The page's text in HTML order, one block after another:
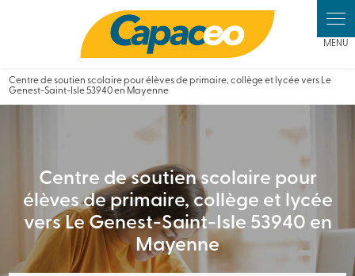
Centre de soutien scolaire pour élèves de primaire, collège et lycée vers Le
Genest-Saint-Isle 53940 en Mayenne
Centre de soutien scolaire pour
élèves de primaire, collège et lycée
vers Le Genest-Saint-Isle 53940 en
Mayenne
Panneau de gestion des cookies